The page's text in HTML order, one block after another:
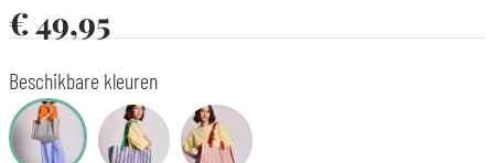
€49,95
Beschikbare kleuren